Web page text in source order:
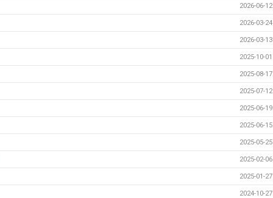
2026-06-
2026-03-
2026-03-
2025-10-
2025-08-
2025-07-
2025-06-
2025-06-
2025-05-
2025-02-
2025-01-
2024-10-